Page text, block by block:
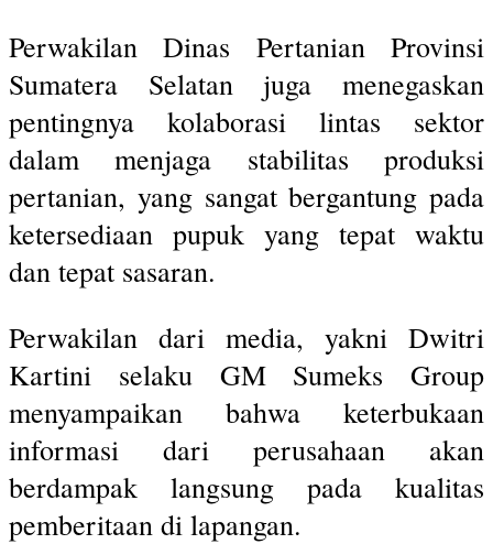
Perwakilan Dinas Pertanian Provinsi
Sumatera Selatan juga menegaskan
pentingnya kolaborasi lintas sektor
dalam menjaga stabilitas produksi
pertanian, yang sangat bergantung pada
ketersediaan pupuk yang tepat waktu
dan tepat sasaran.
Perwakilan dari media, yakni Dwitri
Kartini selaku GM Sumeks Group
menyampaikan bahwa keterbukaan
informasi dari perusahaan akan
berdampak langsung pada kualitas
pemberitaan di lapangan.